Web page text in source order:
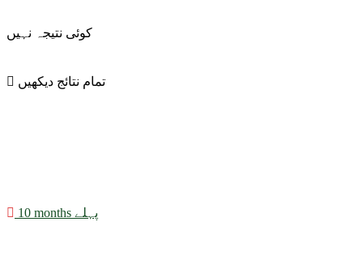
کوئی نتیجہ نہیں
تمام نتائج دیکھیں
10 months پہلے